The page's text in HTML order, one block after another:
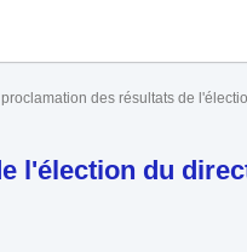
des résultats de
l'élection du